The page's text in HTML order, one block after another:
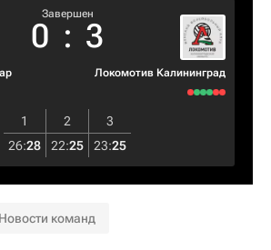
Завершен
0 : 3
Локомотив Калининград
1 2
3
26:28 22:25 23:25
Новости команд